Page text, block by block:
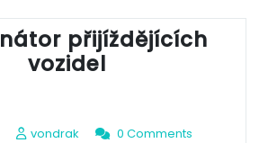
přijíždějících
vozidel
vondrak 0 Comments